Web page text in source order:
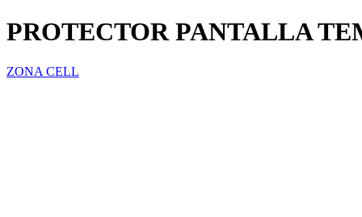
PROTECTOR PANTALLA
ZONA CELL